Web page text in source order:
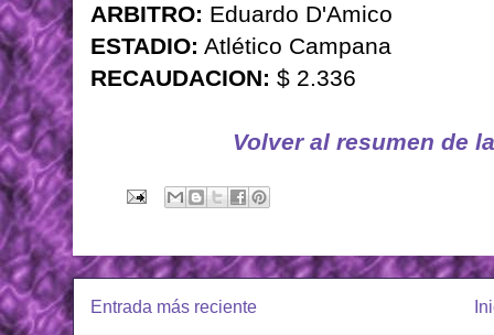
ARBITRO: Eduardo D'Amico
ESTADIO: Atlético Campana
RECAUDACION: $ 2.336
Volver al resumen de
Entrada más reciente